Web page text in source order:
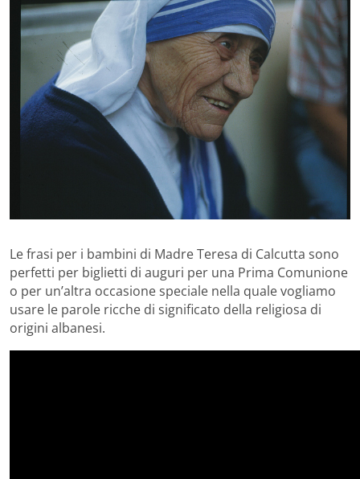
Le frasi per i bambini di Madre Teresa di Calcutta sono
perfetti per biglietti di auguri per una Prima Comunione
o per un’altra occasione speciale nella quale vogliamo
usare le parole ricche di significato della religiosa di
origini albanesi.